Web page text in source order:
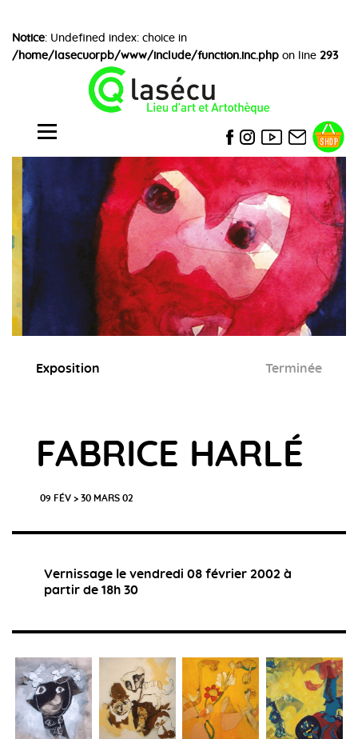
Notice: Undefined index: choice in
/home/lasecuorpb/www/include/function.inc.php on line 293
Exposition Terminée
FABRICE HARLÉ
09 FÉV > 30 MARS 02
Vernissage le vendredi 08 février 2002 à
partir de 18h 30